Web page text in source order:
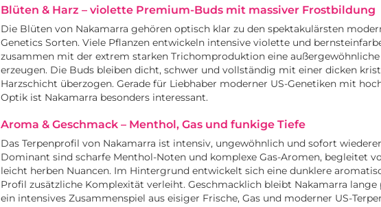
Blüten & Harz – violette Premium-Buds mit massiver Frostbildung
Die Blüten von Nakamarra gehören optisch klar zu den spektakulärsten
Genetics Sorten. Viele Pflanzen entwickeln intensive violette und
zusammen mit der extrem starken Trichomproduktion eine
erzeugen. Die Buds bleiben dicht, schwer und vollständig mit einer dicken
Harzschicht überzogen. Gerade für Liebhaber moderner US-Genetiken mit
Optik ist Nakamarra besonders interessant.
Aroma & Geschmack – Menthol, Gas und funkige Tiefe
Das Terpenprofil von Nakamarra ist intensiv, ungewöhnlich und sofort
Dominant sind scharfe Menthol-Noten und komplexe Gas-Aromen, begleitet
leicht herben Nuancen. Im Hintergrund entwickelt sich eine dunklere
Profil zusätzliche Komplexität verleiht. Geschmacklich bleibt Nakamarra lange
ein intensives Zusammenspiel aus eisiger Frische, Gas und moderner US-